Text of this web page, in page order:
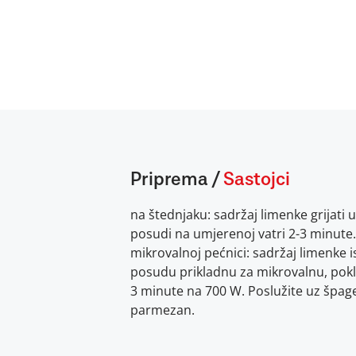
Priprema / Sastojci
na štednjaku: sadržaj limenke grijati
posudi na umjerenoj vatri 2-3
mikrovalnoj pećnici: sadržaj limenke
posudu prikladnu za mikrovalnu,
3 minute na 700 W. Poslužite uz
parmezan.